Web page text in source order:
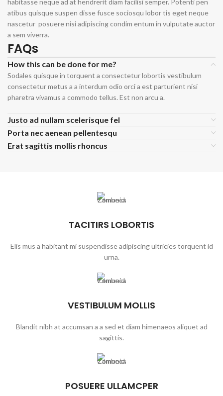
habitasse neque ad at hendrerit diam facilisi semper. Potenti pen
atibus quisque suspen disse fusce sociosqu lobor tis eget neque
nascetur posuere nisi adipiscing condim entum in vulputate auctor
a sem viverra.
FAQs
How this can be done for me?
Sodales quisque in torquent a consectetur lobortis vestibulum
consectetur metus a a interdum odio orci a est parturient nisi
pharetra vivamus a commodo tellus. Est non arcu a.
Justo ad nullam scelerisque fel
Porta nec aenean pellentesqu
Erat sagittis mollis rhoncus
TACITIRS LOBORTIS
Elis mus a habitant mi suspendisse adipiscing ultricies torquent id
urna.
VESTIBULUM MOLLIS
Blandit nibh at accumsan a a sed et diam himenaeos aliquet ad
sagittis.
POSUERE ULLAMCPER